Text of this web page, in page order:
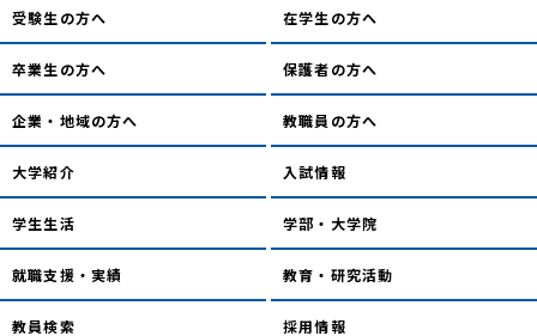
受験生の方へ 在学生の方へ
卒業生の方へ 保護者の方へ
企業・地域の方へ 教職員の方へ
大学紹介 入試情報
学生生活 学部・大学院
就職支援・実績 教育・研究活動
教員検索 採用情報